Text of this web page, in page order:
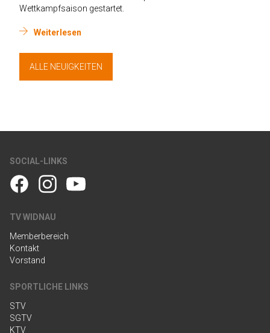
Wettkampfsaison gestartet.
Weiterlesen
ALLE NEUIGKEITEN
SOCIAL-LINKS
TV WIDNAU
Memberbereich
Kontakt
Vorstand
SPORTLICHE LINKS
STV
SGTV
KTV